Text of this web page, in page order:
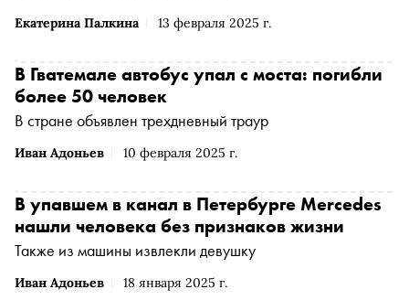
Екатерина Палкина 13 февраля 2025 г.
Иван Адоньев 10 февраля 2025 г.
В Гватемале автобус упал с моста: погибли
более 50 человек
В стране объявлен трехдневный траур
Иван Адоньев 18 января 2025 г.
В упавшем в канал в Петербурге Mercedes
нашли человека без признаков жизни
Также из машины извлекли девушку